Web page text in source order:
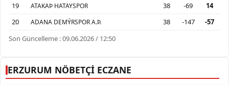
19
ATAKAÞ HATAYSPOR 38 -69
14
20
ADANA DEMÝRSPOR A.Þ. 38 -147
-57
Son Güncelleme : 09.06.2026 / 12:50
ERZURUM NÖBETÇİ ECZANE